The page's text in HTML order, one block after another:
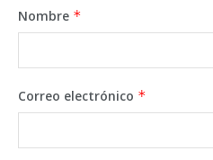
Nombre *
Correo electrónico *